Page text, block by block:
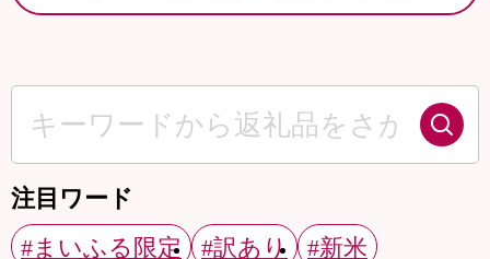
注目ワード
#まいふる限定
#訳あり
#新米